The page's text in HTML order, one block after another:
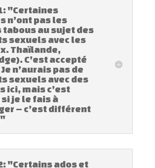
"Certaines
n’ont pas les
tabous au sujet des
sexuels avec les
Thaïlande,
C’est accepté
n’aurais pas de
sexuels avec des
ici, mais c’est
je le fais à
– c’est différent
"Certains ados et